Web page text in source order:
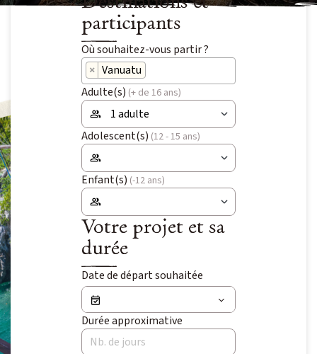
Niveau 4 à 5 / Itinérance
Voyage signature
Voyage d’auteur
Exploration
Peuples du Monde
Fêtes & Festivals
Rencontre et Immersion
Vie sauvage
Voyages du Vivant
Voyage Photo
participants
Où souhaitez-vous partir ?
× Vanuatu
Adulte(s) (+ de 16 ans)
Adolescent(s) (12 - 15 ans)
Enfant(s) (-12 ans)
Votre projet et sa
durée
Date de départ souhaitée
Durée approximative